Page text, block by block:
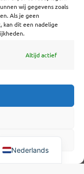
wij gegevens zoals
Als je geen
dit een nadelige
Altijd actief
Nederlands